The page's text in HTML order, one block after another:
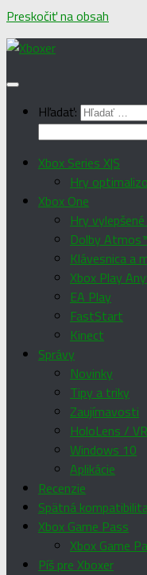
Preskočiť na obsah
Hľadať:
Xbox Series X|S
Hry
Xbox One
Hry
Dolby
Klávesnica a
Xbox Play
EA Play
FastStart
Kinect
Správy
Novinky
Tipy a triky
Zaujímavosti
HoloLens / VR
Windows 10
Aplikácie
Recenzie
Spätná
Xbox Game Pass
Xbox Game
Píš pre Xboxer